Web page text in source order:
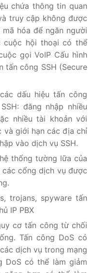
chứa thông tin quan
truy cập không được
hóa để ngăn người
cuộc hội thoại có thể
gọi VoIP Cấu hình
tấn công SSH (Secure
dấu hiệu tấn công
đăng nhập nhiều
nhiều tài khoản với
và giới hạn các địa chỉ
vào dịch vụ SSH.
thống tường lữa của
các cổng dịch vụ được
trojans, spyware tấn
IP PBX
cơ tấn công từ chối
Tấn công DoS có
dịch vụ trong mạng
DoS có thể làm giảm